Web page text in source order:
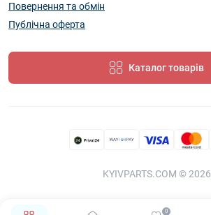
0
Повернення та обмін
Публічна оферта
Каталог товарів
KYIVPARTS.COM © 2026